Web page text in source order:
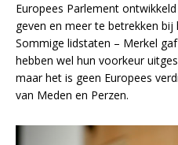
Europees Parlement
geven en meer te betrekken bij
Sommige lidstaten – Merkel
hebben wel hun voorkeur
maar het is geen Europees
van Meden en Perzen.